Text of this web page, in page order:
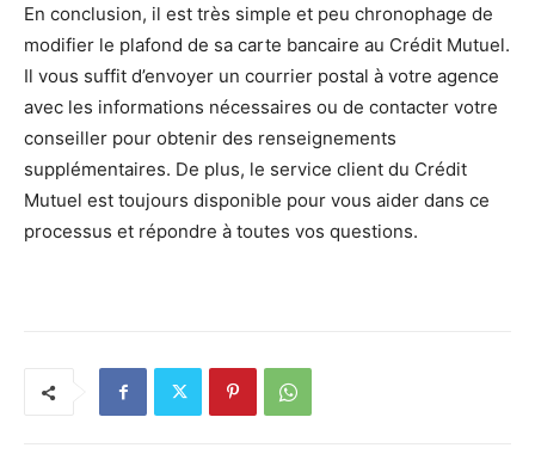
En conclusion, il est très simple et peu chronophage de
modifier le plafond de sa carte bancaire au Crédit Mutuel.
Il vous suffit d’envoyer un courrier postal à votre agence
avec les informations nécessaires ou de contacter votre
conseiller pour obtenir des renseignements
supplémentaires. De plus, le service client du Crédit
Mutuel est toujours disponible pour vous aider dans ce
processus et répondre à toutes vos questions.